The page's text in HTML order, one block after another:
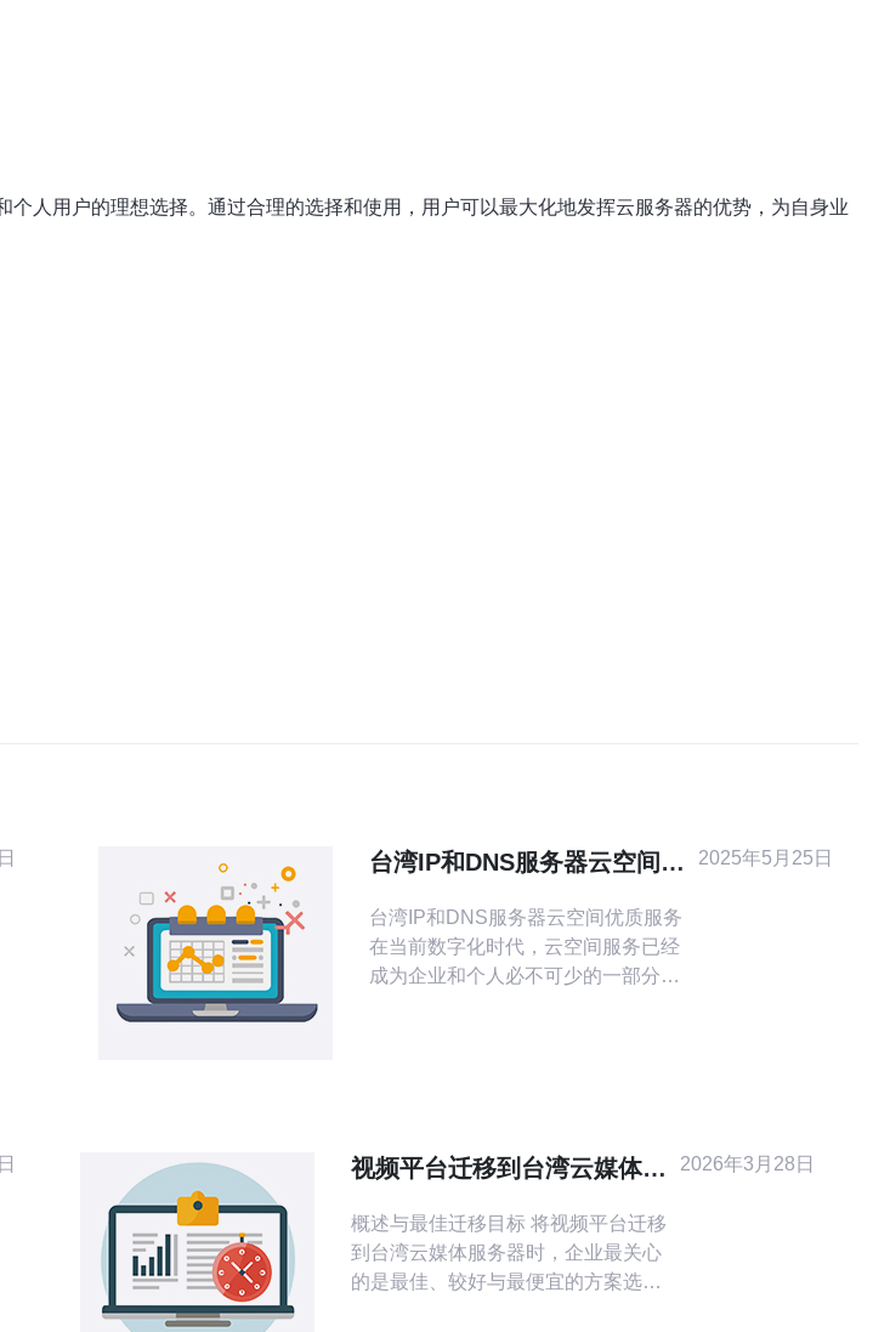
人用户的理想选择。通过合理的选择和使用，用户可以最大化地发挥云服务器的优势，为自身业
台湾IP和DNS服务器云空间优
台湾IP和DNS服务器云空间优质服务
在当前数字化时代，云空间服务已经
成为企业和个人必不可少的一部分。
储数据、备份文件、托管网站、提供
虚拟服务器等功能。相比传
2025年5月25日
视频平台迁移到台湾云媒体服
概述与最佳迁移目标 将视频平台迁移
到台湾云媒体服务器时，企业最关心
的是最佳、较好与最便宜的方案选
2026年3月28日